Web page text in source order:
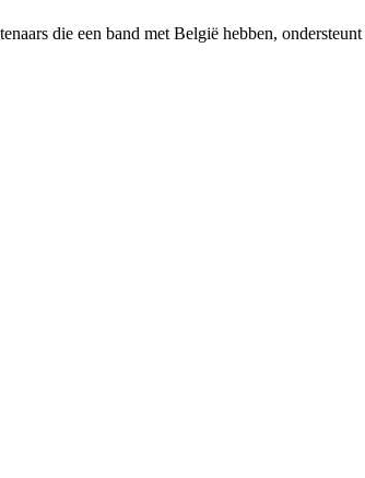
die een band met België hebben,